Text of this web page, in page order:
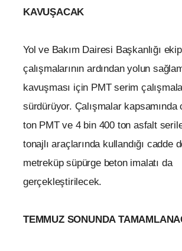
KAVUŞACAK
Yol ve Bakım Dairesi Başkanlığı
çalışmalarının ardından yolun
kavuşması için PMT serim
sürdürüyor. Çalışmalar kapsamında
ton PMT ve 4 bin 400 ton asfalt
tonajlı araçlarında kullandığı cadde
metreküp süpürge beton imalatı da
gerçekleştirilecek.
TEMMUZ SONUNDA